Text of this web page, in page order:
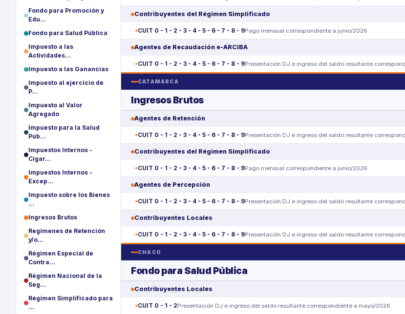
Fondo para Promoción y
Edu…
Fondo para Salud Pública
Impuesto a las
Actividades…
Impuesto a las Ganancias
Impuesto al ejercicio de
P…
Impuesto al Valor
Agregado
Impuesto para la Salud
Púb…
Impuestos Internos -
Cigar…
Impuestos Internos -
Excep…
Impuesto sobre los Bienes
…
Ingresos Brutos
Regímenes de Retención
y/o…
Régimen Especial de
Contra…
Régimen Nacional de la
Seg…
Régimen Simplificado para
…
Contribuyentes del Régimen Simplificado
CUIT 0 - 1 - 2 - 3 - 4 - 5 - 6 - 7 - 8 - 9Pago mensual correspondiente a junio/2026
Agentes de Recaudación e-ARCIBA
CUIT 0 - 1 - 2 - 3 - 4 - 5 - 6 - 7 - 8 - 9Presentación DJ e ingreso del saldo resultante
CATAMARCA
Ingresos Brutos
Agentes de Retención
CUIT 0 - 1 - 2 - 3 - 4 - 5 - 6 - 7 - 8 - 9Presentación DJ e ingreso del saldo resultante
Contribuyentes del Régimen Simplificado
CUIT 0 - 1 - 2 - 3 - 4 - 5 - 6 - 7 - 8 - 9Pago mensual correspondiente a junio/2026
Agentes de Percepción
CUIT 0 - 1 - 2 - 3 - 4 - 5 - 6 - 7 - 8 - 9Presentación DJ e ingreso del saldo resultante
Contribuyentes Locales
CUIT 0 - 1 - 2 - 3 - 4 - 5 - 6 - 7 - 8 - 9Presentación DJ e ingreso del saldo resultante
CHACO
Fondo para Salud Pública
Contribuyentes Locales
CUIT 0 - 1 - 2Presentación DJ e ingreso del saldo resultante correspondiente a mayo/2026